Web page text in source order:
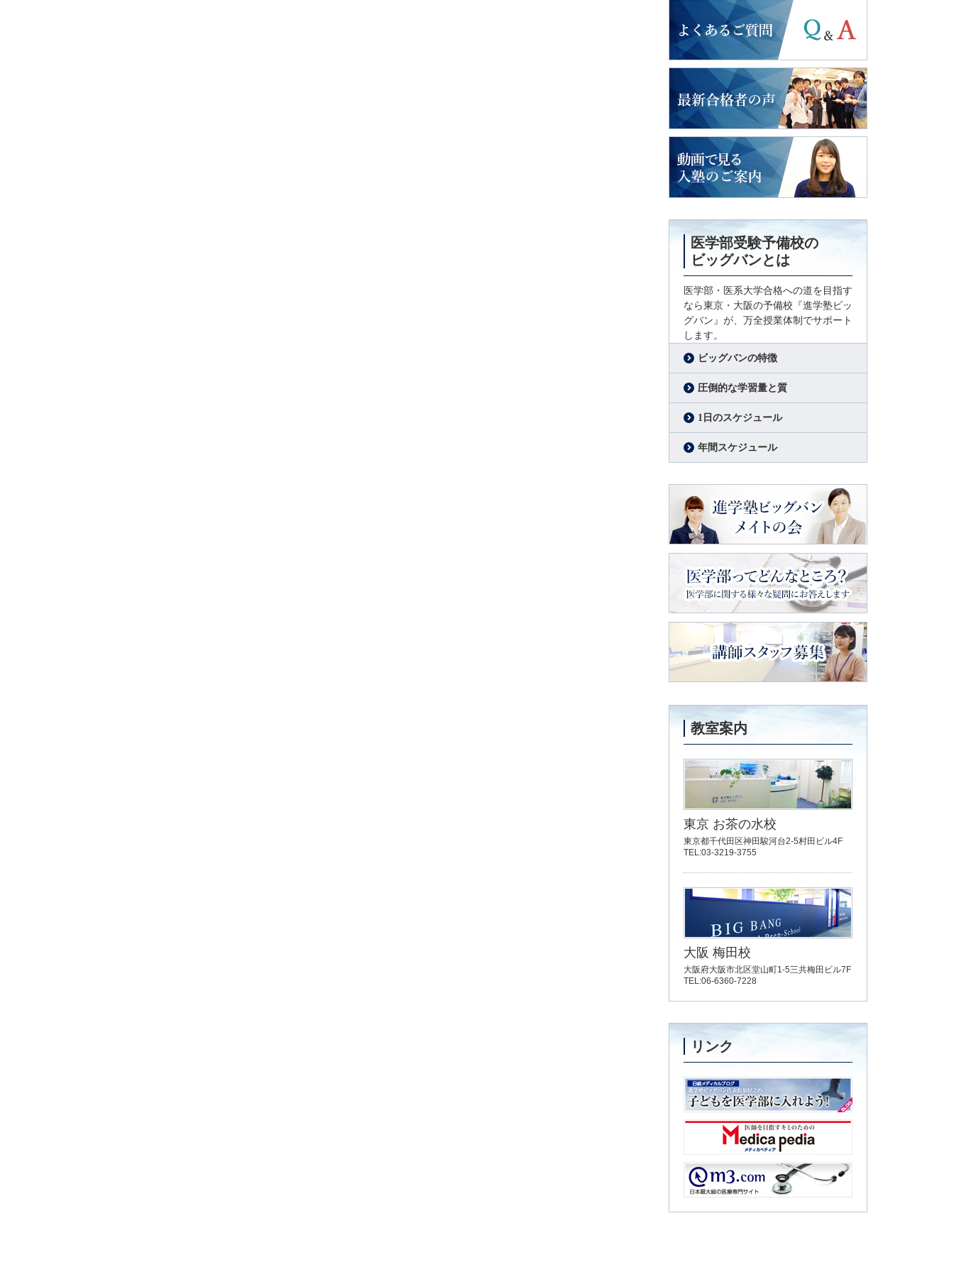
よくあるご質問
2018年度入試
最新合格者の声
入塾のご案内
医学部受験予備校の
ビッグバンとは
医学部・医系大学合格への道を目指す
なら東京・大阪の予備校『進学塾ビッ
グバン』が、万全授業体制でサポート
します。
ビッグバンの特徴
圧倒的な学習量と質
1日のスケジュール
年間スケジュール
進学塾ビッグバン
メイトの会
医学部ってどんなところ？医学部に関
する様々な疑問にお答えします
教室案内
東京 お茶の水校
東京都千代田区神田駿河台2-5村田ビル4F
TEL:03-3219-3755
大阪 梅田校
大阪府大阪市北区堂山町1-5三共梅田ビル7F
TEL:06-6360-7228
リンク
子どもを医学部に入れよう！
Medica pedia